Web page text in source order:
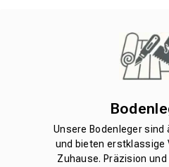
Unsere Bodenleger
und bieten erstklassige
Zuhause. Präzision